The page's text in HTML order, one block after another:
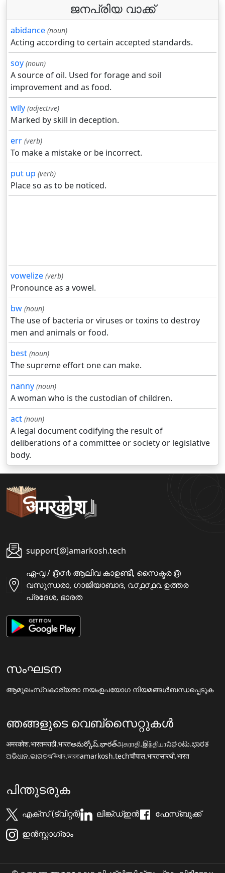
ജനപ്രിയ വാക്ക്
abidance (noun)
Acting according to certain accepted standards.
soy (noun)
A source of oil. Used for forage and soil
improvement and as food.
wily (adjective)
Marked by skill in deception.
err (verb)
To make a mistake or be incorrect.
put up (verb)
Place so as to be noticed.
vowelize (verb)
Pronounce as a vowel.
bw (noun)
The use of bacteria or viruses or toxins to destroy
men and animals or food.
best (noun)
The supreme effort one can make.
nanny (noun)
A woman who is the custodian of children.
act (noun)
A legal document codifying the result of
deliberations of a committee or society or legislative
body.
support[@]amarkosh.tech
ഏ-൮ / ൫൦൪ ആലിവ കാഉണ്ടീ, സൈക്ടര ൫
വസുന്ധരാ, ഗാജിയാബാദ, ൨൦൧൦൧൨ ഉത്തര
പ്രദേശ, ഭാരത
സംഘടന
ആമുഖംസ്വകാര്യതാ നയംഉപയോഗ നിയമങ്ങൾബന്ധപ്പെടുക
ഞങ്ങളുടെ വെബ്സൈറ്റുകൾ
अमरकोश.भारतमराठी.भारतఅమర్కోష్.భారత్அகராதி.இந்தியாನಿಘಂಟು.ಭಾರತ
ଅଭିଧାନ.ଭାରତঅভিধান.ভারতamarkosh.techचौपाल.भारतसारथी.भारत
പിന്തുടരുക
എക്സ് (ട്വിറ്റർ) ലിങ്ക്ഡ്ഇൻ
ഫേസ്ബുക്ക്
ഇൻസ്റ്റാഗ്രാം